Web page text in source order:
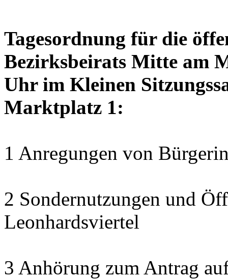
Tagesordnung für die
Bezirksbeirats Mitte am
Uhr im Kleinen
Marktplatz 1:
1 Anregungen von
2 Sondernutzungen und
Leonhardsviertel
3 Anhörung zum Antrag